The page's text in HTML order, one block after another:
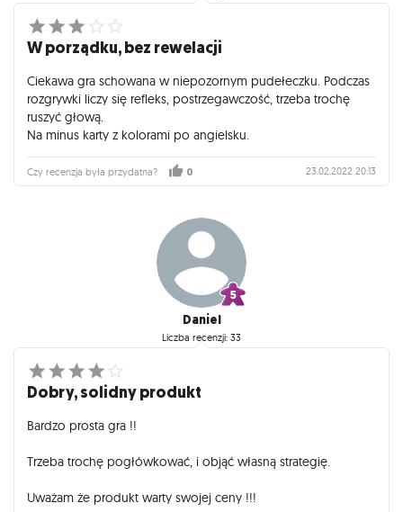
W porządku, bez rewelacji
Ciekawa gra schowana w niepozornym pudełeczku. Podczas
rozgrywki liczy się refleks, postrzegawczość, trzeba trochę
ruszyć głową.
Na minus karty z kolorami po angielsku.
Czy recenzja była przydatna? 0 23.02.2022 20:13
Daniel
Liczba recenzji: 33
Dobry, solidny produkt
Bardzo prosta gra !!
Trzeba trochę pogłówkować, i objąć własną strategię.
Uważam że produkt warty swojej ceny !!!